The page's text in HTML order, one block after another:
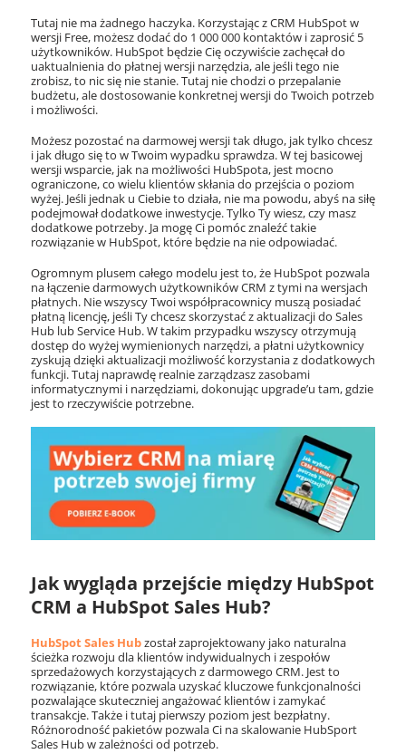
Tutaj nie ma żadnego haczyka. Korzystając z CRM HubSpot w
wersji Free, możesz dodać do 1 000 000 kontaktów i zaprosić 5
użytkowników. HubSpot będzie Cię oczywiście zachęcał do
uaktualnienia do płatnej wersji narzędzia, ale jeśli tego nie
zrobisz, to nic się nie stanie. Tutaj nie chodzi o przepalanie
budżetu, ale dostosowanie konkretnej wersji do Twoich potrzeb
i możliwości.
Możesz pozostać na darmowej wersji tak długo, jak tylko chcesz
i jak długo się to w Twoim wypadku sprawdza. W tej basicowej
wersji wsparcie, jak na możliwości HubSpota, jest mocno
ograniczone, co wielu klientów skłania do przejścia o poziom
wyżej. Jeśli jednak u Ciebie to działa, nie ma powodu, abyś na siłę
podejmował dodatkowe inwestycje. Tylko Ty wiesz, czy masz
dodatkowe potrzeby. Ja mogę Ci pomóc znaleźć takie
rozwiązanie w HubSpot, które będzie na nie odpowiadać.
Ogromnym plusem całego modelu jest to, że HubSpot pozwala
na łączenie darmowych użytkowników CRM z tymi na wersjach
płatnych. Nie wszyscy Twoi współpracownicy muszą posiadać
płatną licencję, jeśli Ty chcesz skorzystać z aktualizacji do Sales
Hub lub Service Hub. W takim przypadku wszyscy otrzymują
dostęp do wyżej wymienionych narzędzi, a płatni użytkownicy
zyskują dzięki aktualizacji możliwość korzystania z dodatkowych
funkcji. Tutaj naprawdę realnie zarządzasz zasobami
informatycznymi i narzędziami, dokonując upgrade’u tam, gdzie
jest to rzeczywiście potrzebne.
Jak wygląda przejście między HubSpot
CRM a HubSpot Sales Hub?
HubSpot Sales Hubzostał zaprojektowany jako naturalna
ścieżka rozwoju dla klientów indywidualnych i zespołów
sprzedażowych korzystających z darmowego CRM. Jest to
rozwiązanie, które pozwala uzyskać kluczowe funkcjonalności
pozwalające skuteczniej angażować klientów i zamykać
transakcje. Także i tutaj pierwszy poziom jest bezpłatny.
Różnorodność pakietów pozwala Ci na skalowanie HubSport
Sales Hub w zależności od potrzeb.